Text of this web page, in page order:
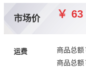
市场价 ￥ 63
运费
商品总额
商品总额